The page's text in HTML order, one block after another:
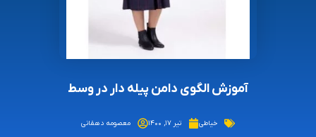
آموزش الگوی دامن پیله دار در وسط
خیاطی تیر ۱۷, ۱۴۰۰ معصومه دهقانی